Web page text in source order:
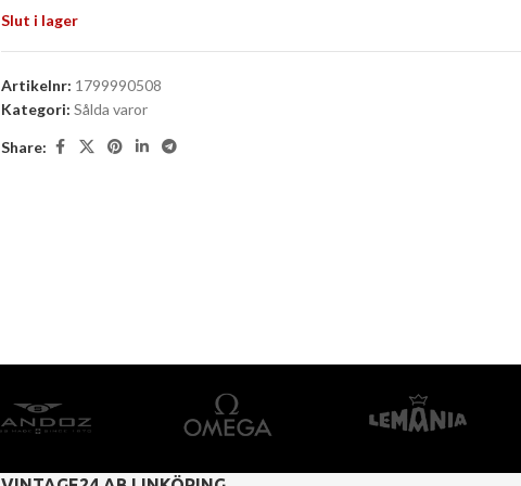
Slut i lager
Artikelnr: 1799990508
Kategori: Sålda varor
Share: